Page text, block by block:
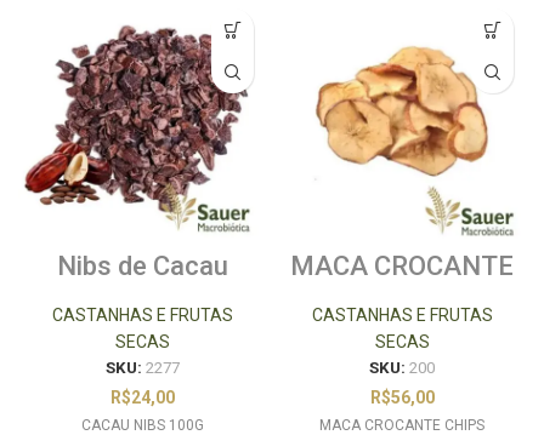
Nibs de Cacau
CASTANHAS E FRUTAS
SECAS
SKU: 2277
R$24,00
CACAU NIBS 100G
MACA CROCANTE
CASTANHAS E FRUTAS
SECAS
SKU: 200
R$56,00
MACA CROCANTE CHIPS